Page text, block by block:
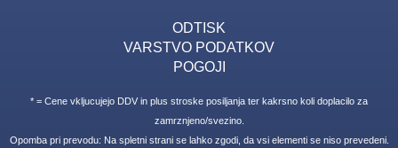
ODTISK
VARSTVO PODATKOV
POGOJI
* = Cene vkljucujejo DDV in plus stroske posiljanja ter kakrsno koli doplacilo za
zamrznjeno/svezino.
Opomba pri prevodu: Na spletni strani se lahko zgodi, da vsi elementi se niso prevedeni.